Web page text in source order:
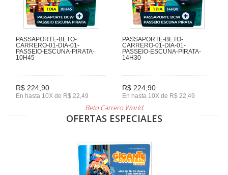
PASSAPORTE-BETO-
CARRERO-01-DIA-01-
PASSEIO-ESCUNA-PIRATA-
10H45
R$ 224,90
En hasta 10X de R$ 22,49
PASSAPORTE-BETO-
CARRERO-01-DIA-01-
PASSEIO-ESCUNA-PIRATA-
14H30
R$ 224,90
En hasta 10X de R$ 22,49
Beto Carrero World
OFERTAS ESPECIALES